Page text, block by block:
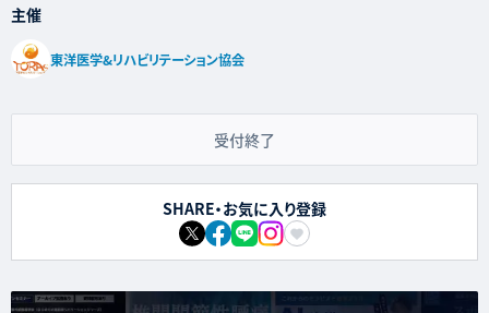
主催
東洋医学&リハビリテーション協会
受付終了
SHARE・お気に入り登録